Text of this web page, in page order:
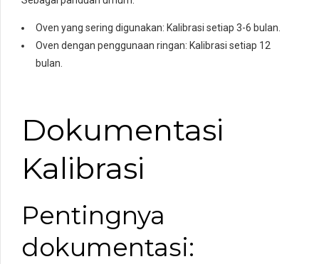
Oven yang sering digunakan: Kalibrasi setiap 3-6 bulan.
Oven dengan penggunaan ringan: Kalibrasi setiap 12
bulan.
Dokumentasi
Kalibrasi
Pentingnya
dokumentasi: